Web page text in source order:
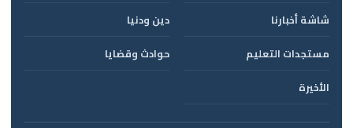
شاشة أخبارنا
دين ودنيا
مستجدات التعليم
حوادث وقضايا
الأخيرة